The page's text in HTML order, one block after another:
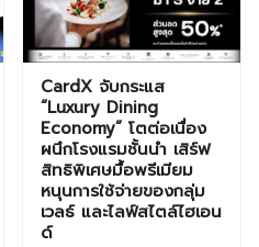
CardX จับกระแส
“Luxury Dining
Economy” โตต่อเนื่อง
ผนึกโรงแรมชั้นนำ เสิร์ฟ
สิทธิพิเศษมื้อพรีเมียม
หนุนการใช้จ่ายของกลุ่ม
เวลธ์ และไลฟ์สไตล์ไฮเอน
ด์